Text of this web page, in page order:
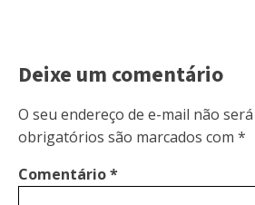
Deixe um comentário
O seu endereço de e-mail não
obrigatórios são marcados com *
Comentário*